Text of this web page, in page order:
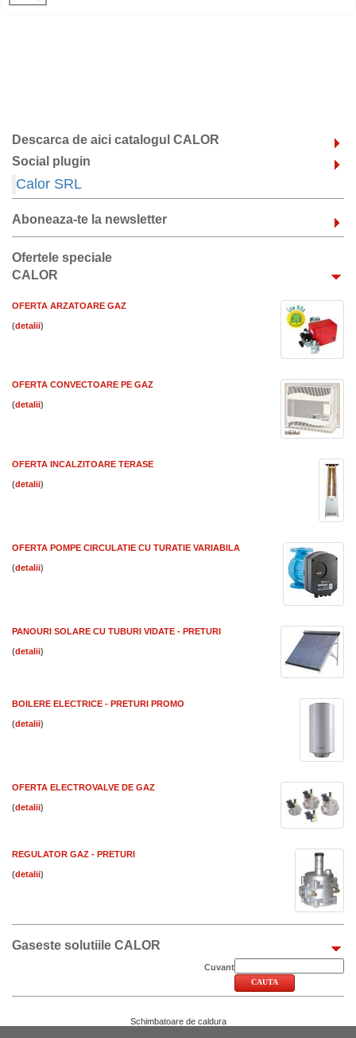
Descarca de aici catalogul CALOR
Social plugin
Calor SRL
Aboneaza-te la newsletter
Ofertele speciale
CALOR
OFERTA ARZATOARE GAZ
( )
OFERTA CONVECTOARE PE GAZ
( )
OFERTA INCALZITOARE TERASE
( )
OFERTA POMPE CIRCULATIE CU TURATIE VARIABILA
( )
PANOURI SOLARE CU TUBURI VIDATE - PRETURI
( )
BOILERE ELECTRICE - PRETURI PROMO
( )
OFERTA ELECTROVALVE DE GAZ
( )
REGULATOR GAZ - PRETURI
( )
Gaseste solutiile CALOR
Cuvant
Schimbatoare de caldura